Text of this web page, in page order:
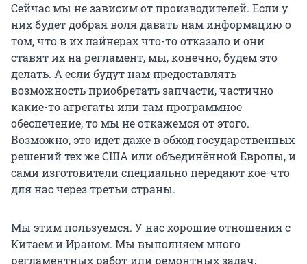
Сейчас мы не зависим от производителей. Если у
них будет добрая воля давать нам информацию о
том, что в их лайнерах что-то отказало и они
ставят их на регламент, мы, конечно, будем это
делать. А если будут нам предоставлять
возможность приобретать запчасти, частично
какие-то агрегаты или там программное
обеспечение, то мы не откажемся от этого.
Возможно, это идет даже в обход государственных
решений тех же США или объединённой Европы, и
сами изготовители специально передают кое-что
для нас через третьи страны.
Мы этим пользуемся. У нас хорошие отношения с
Китаем и Ираном. Мы выполняем много
регламентных работ или ремонтных задач,